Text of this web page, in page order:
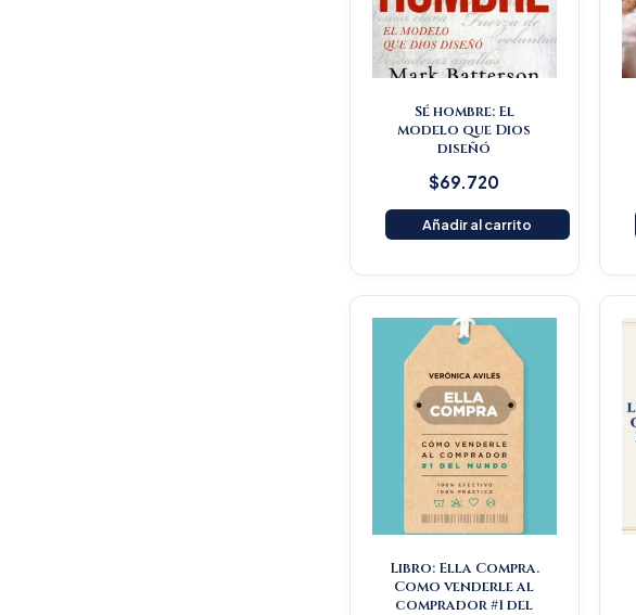
Sé hombre: El
modelo que Dios
diseñó
$69.720
Añadir al carrito
Libro: Ella Compra.
Como venderle al
comprador #1 del